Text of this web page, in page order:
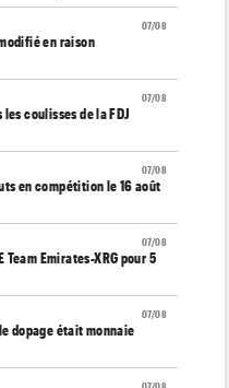
07/08
en raison
07/08
coulisses de la FDJ
07/08
en compétition le 16 août
07/08
Team Emirates-XRG pour 5
07/08
dopage était monnaie